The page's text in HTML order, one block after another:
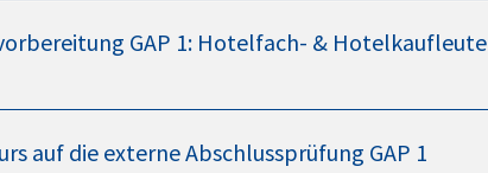
GAP 1: Hotelfach- & Hotelkaufleute
auf die externe Abschlussprüfung GAP 1